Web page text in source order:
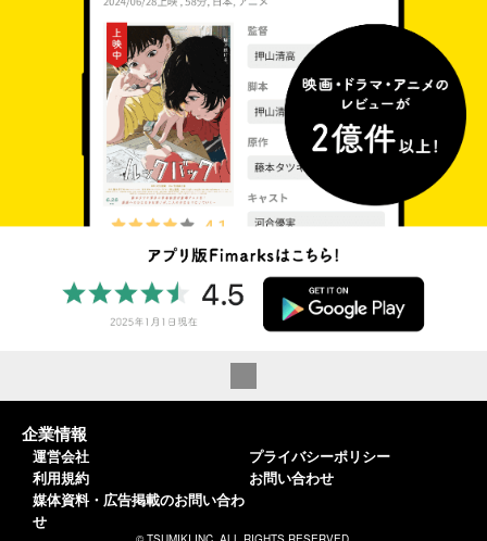
企業情報
運営会社
利用規約
媒体資料・広告掲載のお問い合わ
せ
プライバシーポリシー
お問い合わせ